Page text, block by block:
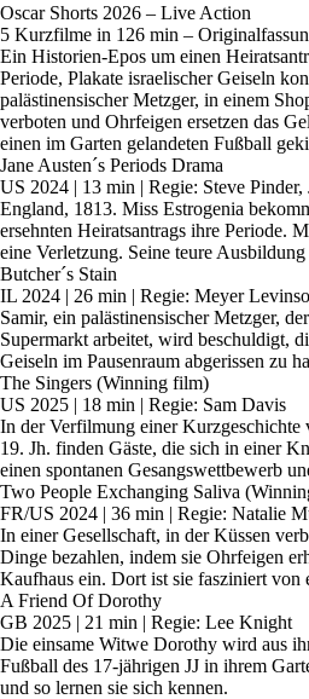
Oscar Shorts 2026 – Live Action
5 Kurzfilme in 126 min –
Ein Historien-Epos um einen
Periode, Plakate israelischer Geiseln
palästinensischer Metzger, in einem
verboten und Ohrfeigen ersetzen das
einen im Garten gelandeten Fußball
Jane Austen´s Periods Drama
US 2024 | 13 min | Regie: Steve Pinder,
England, 1813. Miss Estrogenia
ersehnten Heiratsantrags ihre Periode.
eine Verletzung. Seine teure
Butcher´s Stain
IL 2024 | 26 min | Regie: Meyer
Samir, ein palästinensischer Metzger,
Supermarkt arbeitet, wird beschuldigt,
Geiseln im Pausenraum abgerissen zu
The Singers (Winning film)
US 2025 | 18 min | Regie: Sam Davis
In der Verfilmung einer Kurzgeschichte
19. Jh. finden Gäste, die sich in einer
einen spontanen Gesangswettbewerb
Two People Exchanging Saliva
FR/US 2024 | 36 min | Regie: Natalie
In einer Gesellschaft, in der Küssen
Dinge bezahlen, indem sie Ohrfeigen
Kaufhaus ein. Dort ist sie fasziniert von
A Friend Of Dorothy
GB 2025 | 21 min | Regie: Lee Knight
Die einsame Witwe Dorothy wird aus
Fußball des 17-jährigen JJ in ihrem
und so lernen sie sich kennen.